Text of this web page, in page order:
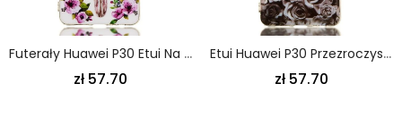
Futerały Huawei P30 Etui Na Telefon Fluorescencyjny Kwiecisty Łoś
zł 57.70
Etui Huawei P30 Przezroczysta Kwiecista Czaszka
zł 57.70